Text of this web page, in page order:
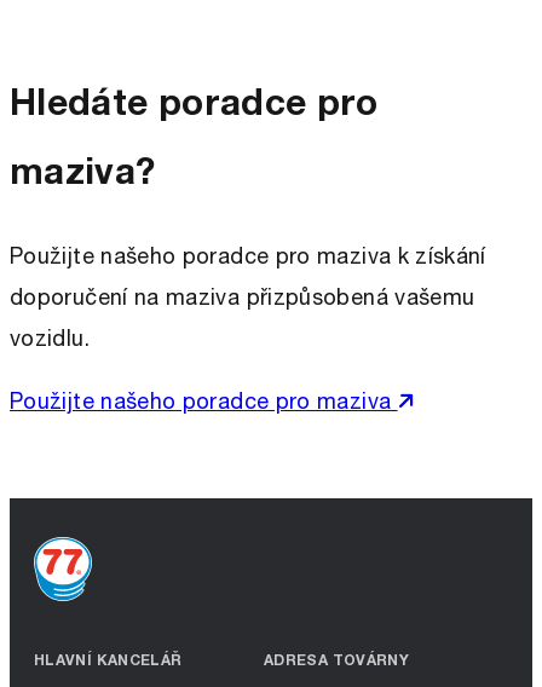
Hledáte poradce pro
maziva?
Použijte našeho poradce pro maziva k získání
doporučení na maziva přizpůsobená vašemu
vozidlu.
Použijte našeho poradce pro maziva
HLAVNÍ KANCELÁŘ ADRESA TOVÁRNY